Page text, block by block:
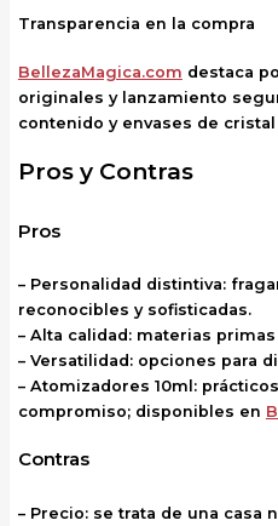
Transparencia en la compra
BellezaMagica.com destaca
originales y lanzamiento
contenido y envases de
Pros y Contras
Pros
– Personalidad distintiva:
reconocibles y sofisticadas.
– Alta calidad: materias
– Versatilidad: opciones para
– Atomizadores 10ml:
compromiso; disponibles en
Contras
– Precio: se trata de una